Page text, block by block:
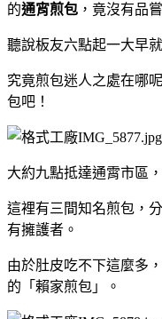
的通宵煎包 ，竟沒有品
聽說板友六點起一大早
究竟煎包迷人之處在哪
包吧！
大約九點抵達通霄市區
這裡有三間知名煎包，
有擁護者。
由於肚皮吃不下這麼多
的「賴家煎包」。